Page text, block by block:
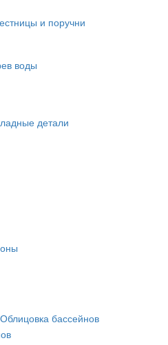
и поручни
воды
детали
Облицовка бассейнов